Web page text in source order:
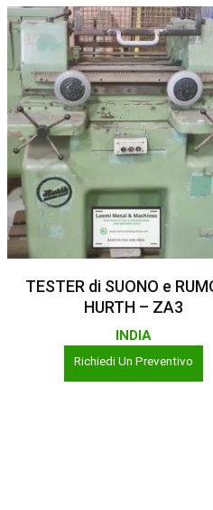
Leggi Tutto
TESTER di SUONO e
HURTH – ZA3
INDIA
Richiedi Un Preventivo